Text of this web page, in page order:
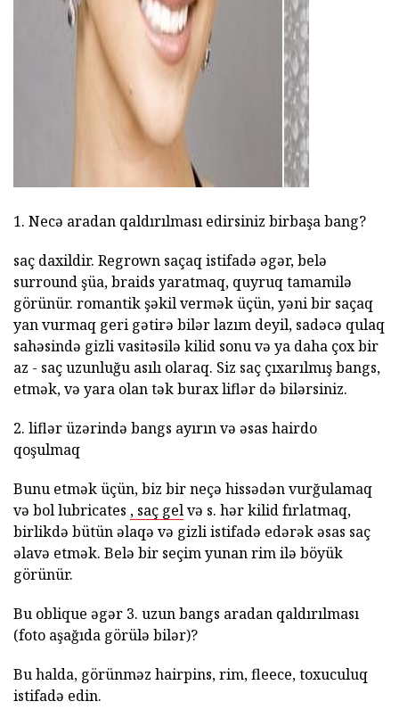
1. Necə aradan qaldırılması edirsiniz birbaşa bang?
saç daxildir. Regrown saçaq istifadə əgər, belə
surround şüa, braids yaratmaq, quyruq tamamilə
görünür. romantik şəkil vermək üçün, yəni bir saçaq
yan vurmaq geri gətirə bilər lazım deyil, sadəcə qulaq
sahəsində gizli vasitəsilə kilid sonu və ya daha çox bir
az - saç uzunluğu asılı olaraq. Siz saç çıxarılmış bangs,
etmək, və yara olan tək burax liflər də bilərsiniz.
2. liflər üzərində bangs ayırın və əsas hairdo
qoşulmaq
Bunu etmək üçün, biz bir neçə hissədən vurğulamaq
və bol lubricates , saç gelvə s. hər kilid fırlatmaq,
birlikdə bütün əlaqə və gizli istifadə edərək əsas saç
əlavə etmək. Belə bir seçim yunan rim ilə böyük
görünür.
Bu oblique əgər 3. uzun bangs aradan qaldırılması
(foto aşağıda görülə bilər)?
Bu halda, görünməz hairpins, rim, fleece, toxuculuq
istifadə edin.